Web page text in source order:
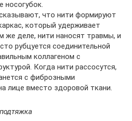
носогубок.
что нити формируют
который удерживает
же деле, нити наносят травмы, и
рубцуется соединительной
коллагеном с
Когда нити рассосутся,
с фиброзными
лице вместо здоровой ткани.